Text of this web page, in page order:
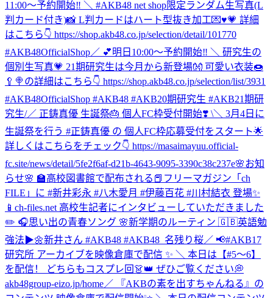
11:00～予約開始‼️ ＼ #AKB48 net shop限定ランダム生写真(L
判カード付き)📸 L判カードはハート型抜き加工💌♥💗 詳細
はこちら👇 https://shop.akb48.co.jp/selection/detail/101770
#AKB48OfficialShop／ 💕明日10:00～予約開始‼️ ＼ 研究生の
個別生写真💗 21期研究生は今月から新登場👐 可愛い衣装🍩
🥄🍭の詳細はこちら👇 https://shop.akb48.co.jp/selection/list/3931
#AKB48OfficialShop #AKB48 #AKB20期研究生 #AKB21期研
究生/／ 正鋳真優 生誕祭🎂 個人FC枠受付開始❣️ \＼ 3月4日に
生誕祭を行う #正鋳真優 の 個人FC枠応募受付をスタート🌟
詳しくはこちらをチェック👇 https://masaimayuu.official-
fc.site/news/detail/5fe2f6af-d21b-4643-9095-3390c38c237e🌸お知
らせ🌸 🏫高校図書館で配布される📕フリーマガジン「ch
FILE」に #新井彩永 #八木愛月 #伊藤百花 #川村結衣 登場✨
📱ch-files.net 高校生記者にインタビューしていただきました
✏️ 🎧思い出の青春ソング 🌸新学期のルーティン 🇬🇧英語勉
強法▶︎🌼新井さん #AKB48 #AKB48_名残り桜／ 📢#AKB17
研究所 アーカイブを映像倉庫で配信 ✨ ＼ 本日は【#5〜6】
を配信！ どちらもコスプレ回👗👑 ぜひご覧ください💭
akb48group-eizo.jp/home／ 『AKBの素を出すちゃんねる』の